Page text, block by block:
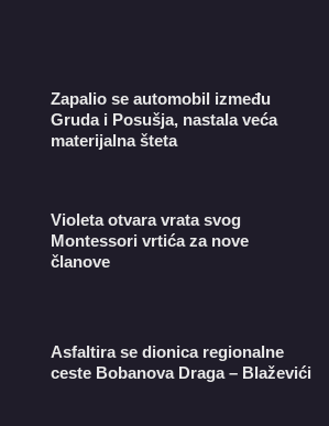
Zapalio se automobil između
Gruda i Posušja, nastala veća
materijalna šteta
Violeta otvara vrata svog
Montessori vrtića za nove
članove
Asfaltira se dionica regionalne
ceste Bobanova Draga – Blaževići